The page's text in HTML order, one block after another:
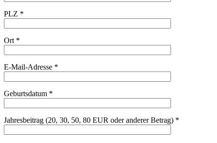
PLZ *
Ort *
E-Mail-Adresse *
Geburtsdatum *
Jahresbeitrag (20, 30, 50, 80 EUR oder anderer Betrag) *